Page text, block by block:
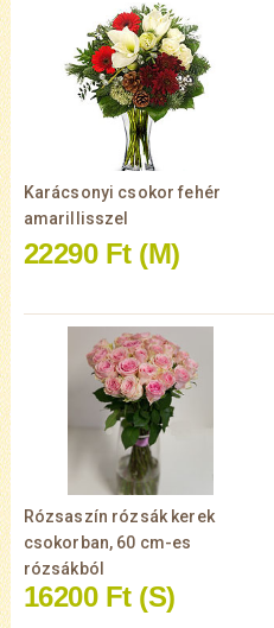
Karácsonyi csokor fehér
amarillisszel
22290 Ft (M)
Rózsaszín rózsák kerek
csokorban, 60 cm-es
rózsákból
16200 Ft (S)